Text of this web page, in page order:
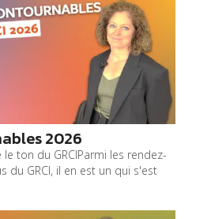
2026
ton du GRCIParmi les rendez-
du GRCI, il en est un qui s'est